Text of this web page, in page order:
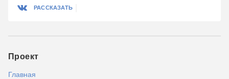
РАССКАЗАТЬ
Проект
Главная